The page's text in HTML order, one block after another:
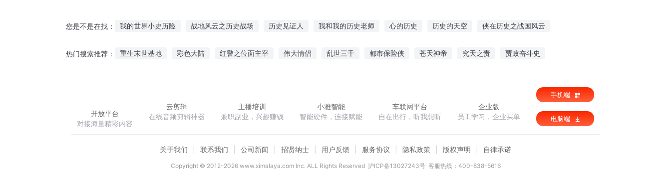
您是不是在找： 我的世界小史历险 战地风云之历史战场 历史见证人 我和我的历史老师 心的历史 历史的天空 侠在历史之战国风云
热门搜索推荐： 重生末世基地 彩色大陆 红警之位面主宰 伟大情侣 乱世三千 都市保险侠 苍天神帝 究天之责 贾政奋斗史
开放平台
对接海量精彩内容
云剪辑
在线音频剪辑神器
主播培训
兼职副业，兴趣赚钱
小雅智能
智能硬件，连接赋能
车联网平台
自在出行，听我想听
企业版
员工学习，企业买单
手机端
电脑端
关于我们 联系我们 公司新闻 招贤纳士 用户反馈 服务协议 隐私政策 版权声明 自律承诺
Copyright © 2012-2026www.ximalaya.com lnc. ALL Rights Reserved 沪ICP备13027243号 客服热线：400-838-5616